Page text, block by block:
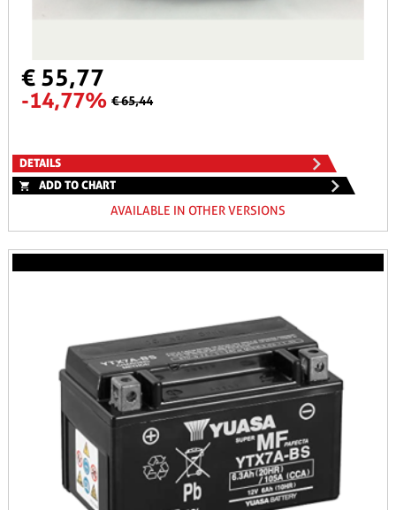
€ 55,77
-14,77% € 65,44
DETAILS
ADD TO CHART
AVAILABLE IN OTHER VERSIONS